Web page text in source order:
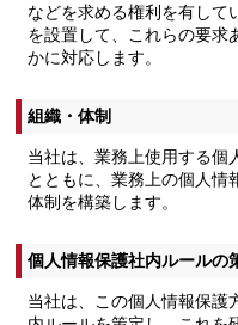
などを求める権利を有して
を設置して、これらの要求
かに対応します。
組織・体制
当社は、業務上使用する個
とともに、業務上の個人情
体制を構築します。
個人情報保護社内ルールの
当社は、この個人情報保護